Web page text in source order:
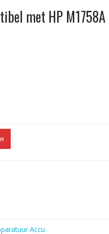
met HP
Accu